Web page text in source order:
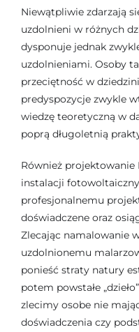
Niewątpliwie zdarzają
uzdolnieni w różnych
dysponuje jednak
uzdolnieniami. Osoby
przeciętność w
predyspozycje zwykle
wiedzę teoretyczną w
poprą długoletnią
Również projektowanie
instalacji
profesjonalnemu
doświadczene oraz
Zlecając namalowanie
uzdolnionemu
ponieść straty natury
potem powstałe
zlecimy osobe nie
doświadczenia czy